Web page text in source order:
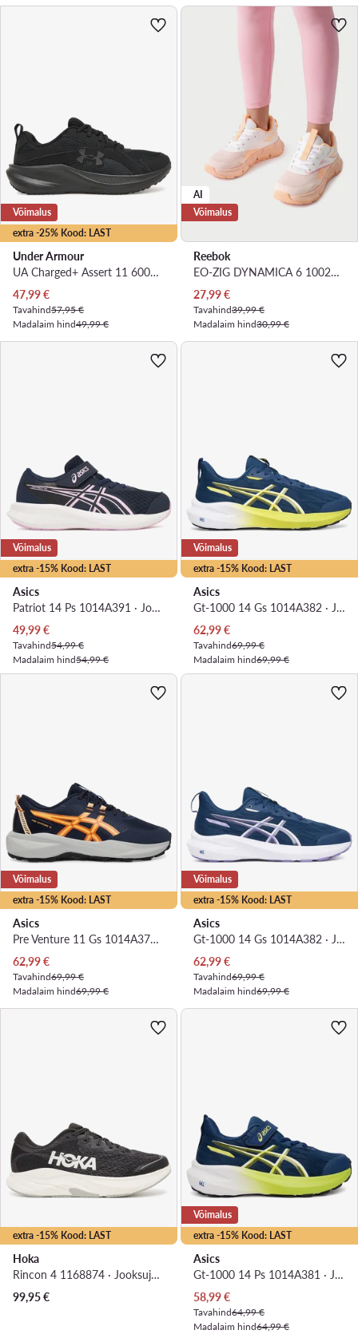
extra -25% Kood: LAST
Võimalus
Under Armour
UA Charged+ Assert 11 6006905 · Jooksujalatsid
Praegune hind
47,99€
Tavahind57,95 €
Madalaim hind49,99 €
AI
Võimalus
Reebok
EO-ZIG DYNAMICA 6 100246201 · Jooksujalatsid
Praegune hind
27,99€
Tavahind39,99 €
Madalaim hind30,99 €
extra -15% Kood: LAST
Võimalus
Asics
Patriot 14 Ps 1014A391 · Jooksujalatsid
Praegune hind
49,99€
Tavahind54,99 €
Madalaim hind54,99 €
extra -15% Kood: LAST
Võimalus
Asics
Gt-1000 14 Gs 1014A382 · Jooksujalatsid
Praegune hind
62,99€
Tavahind69,99 €
Madalaim hind69,99 €
extra -15% Kood: LAST
Võimalus
Asics
Pre Venture 11 Gs 1014A378 · Jooksujalatsid
Praegune hind
62,99€
Tavahind69,99 €
Madalaim hind69,99 €
extra -15% Kood: LAST
Võimalus
Asics
Gt-1000 14 Gs 1014A382 · Jooksujalatsid
Praegune hind
62,99€
Tavahind69,99 €
Madalaim hind69,99 €
extra -15% Kood: LAST
Hoka
Rincon 4 1168874 · Jooksujalatsid
99,95€
extra -15% Kood: LAST
Võimalus
Asics
Gt-1000 14 Ps 1014A381 · Jooksujalatsid
Praegune hind
58,99€
Tavahind64,99 €
Madalaim hind64,99 €